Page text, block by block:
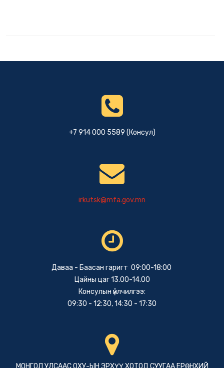
+7 914 000 5589 (Консул)
irkutsk@mfa.gov.mn
Даваа - Баасан гаригт 09:00-18:00
Цайны цаг 13.00-14.00
Консулын үйлчилгээ:
09:30 - 12:30, 14:30 - 17:30
МОНГОЛ УЛСААС ОХУ-ЫН ЭРХҮҮ ХОТОД СУУГАА ЕРӨНХИЙ